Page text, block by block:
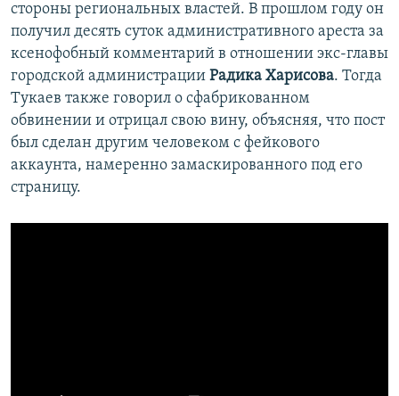
стороны региональных властей. В прошлом году он
получил десять суток административного ареста за
ксенофобный комментарий в отношении экс-главы
городской администрации Радика Харисова. Тогда
Тукаев также говорил о сфабрикованном
обвинении и отрицал свою вину, объясняя, что пост
был сделан другим человеком с фейкового
аккаунта, намеренно замаскированного под его
страницу.